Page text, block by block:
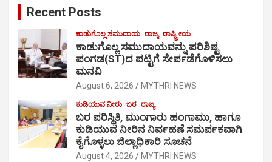
Recent Posts
ಕಾಡುಗೊಲ್ಲ ಸಮುದಾಯ ರಾಜ್ಯ ರಾಷ್ಟ್ರೀಯ
ಕಾಡುಗೊಲ್ಲ ಸಮುದಾಯವನ್ನು ಪರಿಶಿಷ್ಟ
ಪಂಗಡ(ST)ದ ಪಟ್ಟಿಗೆ ಸೇರ್ಪಡೆಗೊಳಿಸಲು
ಮನವಿ
August 6, 2026 MYTHRI NEWS
ಕುಡಿಯುವ ನೀರು ಬರ ರಾಜ್ಯ
ಬರ ಪರಿಸ್ಥಿತಿ, ಮುಂಗಾರು ಹಂಗಾಮು, ಹಾಗೂ
ಕುಡಿಯುವ ನೀರಿನ ನಿರ್ವಹಣೆ ಸಮರ್ಪಕವಾಗಿ
ಕೈಗೊಳ್ಳಲು ಜಿಲ್ಲಾಧಿಕಾರಿ ಸೂಚನೆ
August 4, 2026 MYTHRI NEWS